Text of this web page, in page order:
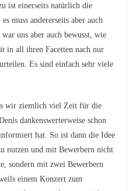
ist einerseits natürlich die
muss andererseits aber auch
uns aber auch bewusst, wie
in all ihren Facetten nach nur
Es sind einfach sehr viele
wir ziemlich viel Zeit für die
dankenswerterweise schon
hat. So ist dann die Idee
nutzen und mit Bewerbern nicht
sondern mit zwei Bewerbern
einem Konzert zum